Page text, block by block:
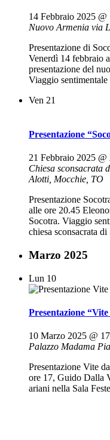
14 Febbraio 2025 @
Nuovo Armenia via
Presentazione di
Venerdì 14 febbraio
presentazione del
Viaggio
Ven 21
Presentazione
21 Febbraio 2025 @
Chiesa sconsacrata
Alotti, Mocchie, TO
Presentazione
alle ore 20.45
Socotra. Viaggio
chiesa sconsacrata
Marzo 2025
Lun 10
Presentazione
10 Marzo 2025 @
Palazzo Madama
Presentazione Vite
ore 17, Guido Dalla
ariani nella Sala